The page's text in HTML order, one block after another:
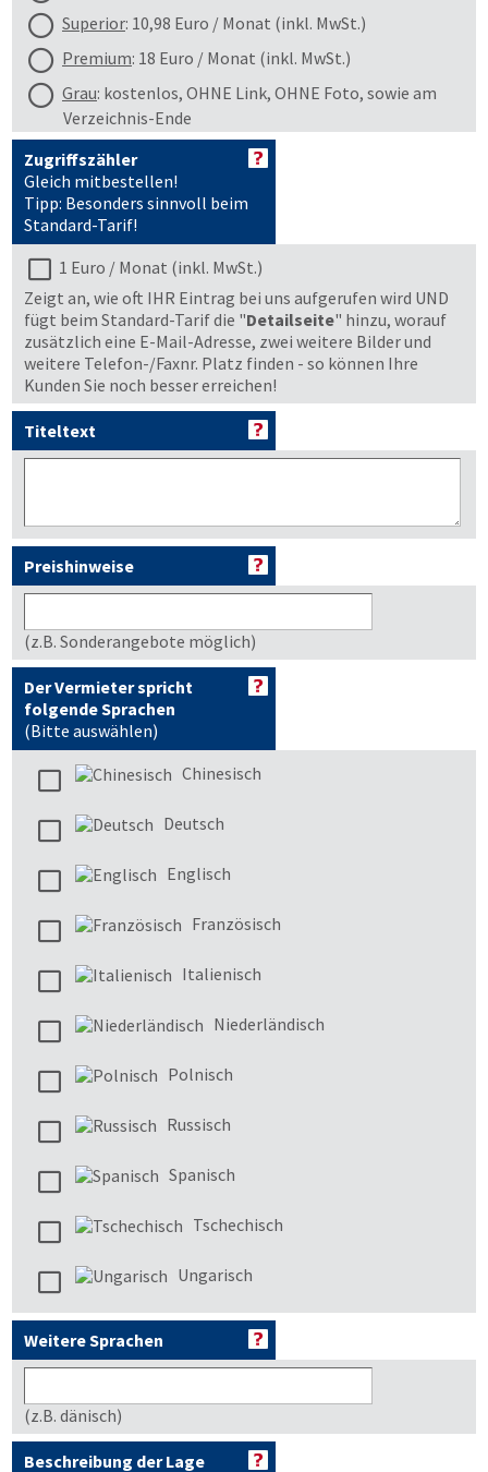
Superior: 10,98 Euro / Monat (inkl. MwSt.)
Premium: 18 Euro / Monat (inkl. MwSt.)
Grau: kostenlos, OHNE Link, OHNE Foto, sowie am
Verzeichnis-Ende
Zugriffszähler
Gleich mitbestellen!
Tipp: Besonders sinnvoll beim
Standard-Tarif!
1 Euro / Monat (inkl. MwSt.)
Zeigt an, wie oft IHR Eintrag bei uns aufgerufen wird UND
fügt beim Standard-Tarif die "Detailseite" hinzu, worauf
zusätzlich eine E-Mail-Adresse, zwei weitere Bilder und
weitere Telefon-/Faxnr. Platz finden - so können Ihre
Kunden Sie noch besser erreichen!
Titeltext
Preishinweise
(z.B. Sonderangebote möglich)
Der Vermieter spricht
folgende Sprachen
(Bitte auswählen)
Chinesisch
Deutsch
Englisch
Französisch
Italienisch
Niederländisch
Polnisch
Russisch
Spanisch
Tschechisch
Ungarisch
Weitere Sprachen
(z.B. dänisch)
Beschreibung der Lage